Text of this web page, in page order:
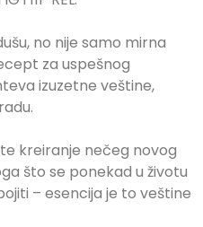
no nije samo mirna
za uspešnog
izuzetne veštine,
kreiranje nečeg novog
što se ponekad u životu
– esencija je to veštine